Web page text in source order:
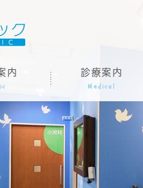
内 診療案内
Medical